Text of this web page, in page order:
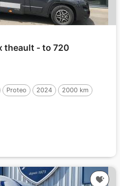
theault - to 720
Proteo 2024
2000 km